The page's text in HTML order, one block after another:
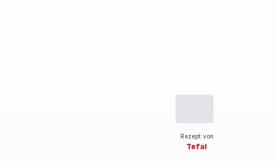
Rezept von
Tefal